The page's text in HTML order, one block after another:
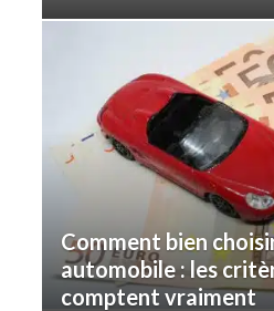
Comment bien
automobile : les
comptent vraiment